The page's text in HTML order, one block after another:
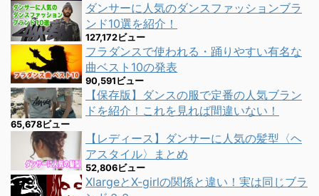
ダンサーに人気のダンスファッションブラ
ンド10選を紹介！
127,172ビュー
フラダンスで使われる・踊りやすい有名な
曲ベスト10の発表
90,591ビュー
【保存版】ダンスの服で定番の人気ブラン
ドを紹介！これを見れば間違いない！
65,678ビュー
【レディース】ダンサーに人気の髪型〈ヘ
アスタイル〉まとめ
52,806ビュー
XlargeとX-girlの関係と違い！実は同じブラ